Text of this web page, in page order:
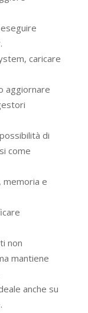
caricare
aggiornare
di
come
memoria e
non
mantiene
anche su